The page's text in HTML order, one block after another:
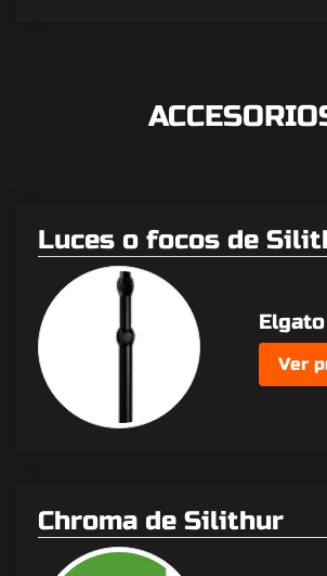
Luces o focos de
Ver
Chroma de Silithur